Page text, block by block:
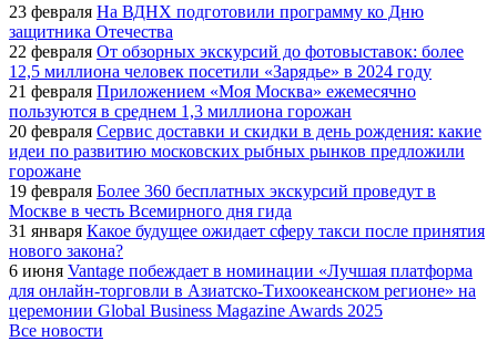
23 февраля На ВДНХ подготовили программу ко Дню
защитника Отечества
22 февраля От обзорных экскурсий до фотовыставок: более
12,5 миллиона человек посетили «Зарядье» в 2024 году
21 февраля Приложением «Моя Москва» ежемесячно
пользуются в среднем 1,3 миллиона горожан
20 февраля Сервис доставки и скидки в день рождения: какие
идеи по развитию московских рыбных рынков предложили
горожане
19 февраля Более 360 бесплатных экскурсий проведут в
Москве в честь Всемирного дня гида
31 января Какое будущее ожидает сферу такси после принятия
нового закона?
6 июня Vantage побеждает в номинации «Лучшая платформа
для онлайн-торговли в Азиатско-Тихоокеанском регионе» на
церемонии Global Business Magazine Awards 2025
Все новости